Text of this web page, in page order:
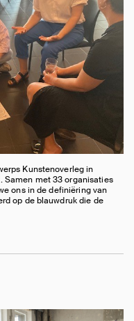
Kunstenoverleg in
Samen met 33 organisaties
ons in de definiëring van
op de blauwdruk die de